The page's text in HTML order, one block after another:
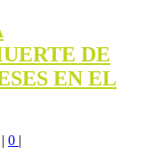
DE
EN EL
| 0 |